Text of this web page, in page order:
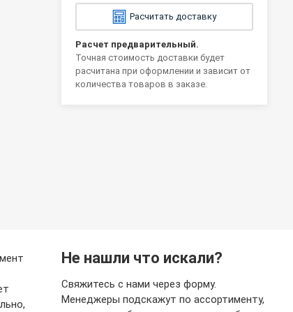
Расчитать доставку
Расчет предварительный.
Точная стоимость доставки будет
расчитана при оформлении и зависит от
количества товаров в заказе.
Не нашли что искали?
Свяжитесь с нами через форму.
Менеджеры подскажут по ассортименту,